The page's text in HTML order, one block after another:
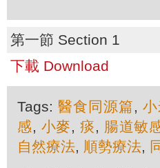
第一節 Section 1
下載 Download
Tags: 醫食同源篇,
感, 小麥,痰, 腸道敏
自然療法, 順勢療法,